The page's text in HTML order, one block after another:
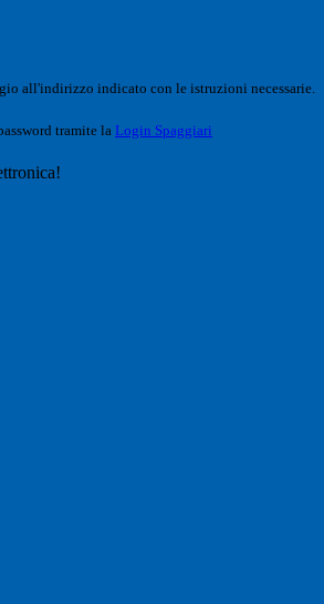
all'indirizzo indicato con le istruzioni necessarie.
tramite la Login Spaggiari